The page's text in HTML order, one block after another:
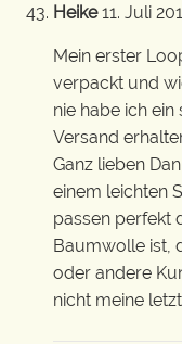
Heike11. Juli
Mein erster
verpackt und
nie habe ich
Versand
Ganz lieben
einem leichten
passen perfekt
Baumwolle ist,
oder andere
nicht meine